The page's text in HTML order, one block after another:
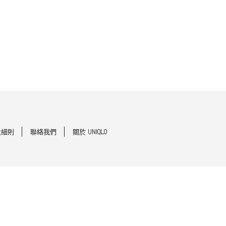
則 聯絡我們 關於 UNIQLO